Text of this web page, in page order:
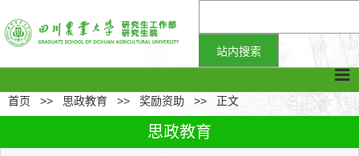
首页 >> 思政教育 >> 奖励资助 >> 正文
思政教育